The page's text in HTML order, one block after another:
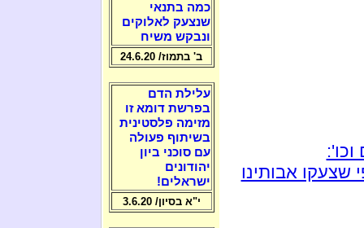
אבותינו
כמה בתנאי
שנצעק לאלוקים
ונבקש משיח
ב' בתמוז/ 24.6.20
עלילת הדם
בפרשת דומא זו
מזימה פלסטינית
בשיתוף פעולה
עם סוכני ביון
יהודונים
ישראלים!
י"א בסיון/ 3.6.20